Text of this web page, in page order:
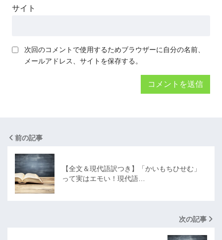
サイト
次回のコメントで使用するためブラウザーに自分の名前、
メールアドレス、サイトを保存する。
前の記事
【全文＆現代語訳つき】「かいもちひせむ」
って実はエモい！現代語…
次の記事